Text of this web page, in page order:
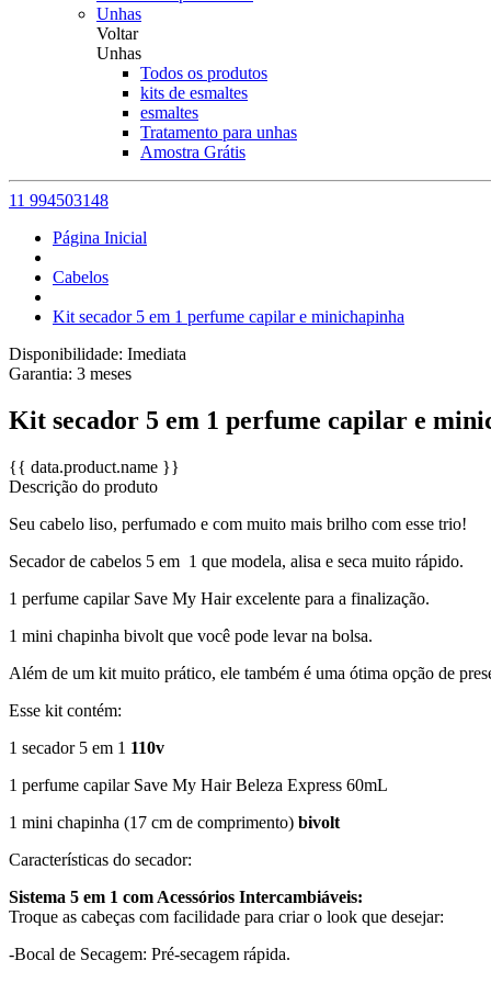
Unhas
Voltar
Unhas
Todos os produtos
kits de esmaltes
esmaltes
Tratamento para unhas
Amostra Grátis
11 994503148
Página Inicial
Cabelos
Kit secador 5 em 1 perfume capilar e minichapinha
Disponibilidade: Imediata
Garantia: 3 meses
Kit secador 5 em 1 perfume capilar e
{{ data.product.name }}
Descrição do produto
Seu cabelo liso, perfumado e com muito mais brilho com esse trio!
Secador de cabelos 5 em 1 que modela, alisa e seca muito rápido.
1 perfume capilar Save My Hair excelente para a finalização.
1 mini chapinha bivolt que você pode levar na bolsa.
Além de um kit muito prático, ele também é uma ótima opção de
Esse kit contém:
1 secador 5 em 1 110v
1 perfume capilar Save My Hair Beleza Express 60mL
1 mini chapinha (17 cm de comprimento) bivolt
Características do secador:
Sistema 5 em 1 com Acessórios Intercambiáveis:
Troque as cabeças com facilidade para criar o look que desejar:
-Bocal de Secagem: Pré-secagem rápida.